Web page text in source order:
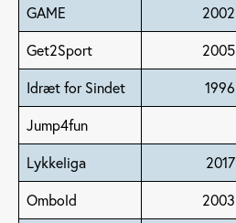
GAME
2002
Get2Sport
2005
Idræt for Sindet
1996
Jump4fun
Lykkeliga
2017
Ombold
2003